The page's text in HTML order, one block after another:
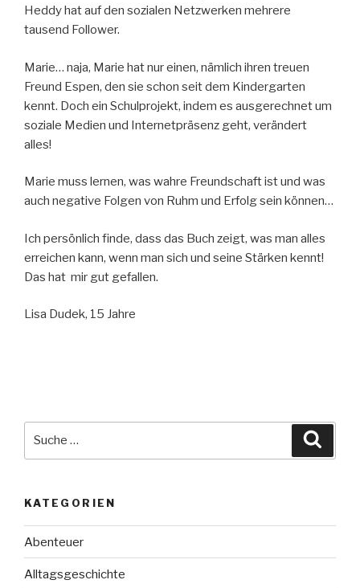
Heddy hat auf den sozialen Netzwerken mehrere
tausend Follower.
Marie… naja, Marie hat nur einen, nämlich ihren treuen
Freund Espen, den sie schon seit dem Kindergarten
kennt. Doch ein Schulprojekt, indem es ausgerechnet um
soziale Medien und Internetpräsenz geht, verändert
alles!
Marie muss lernen, was wahre Freundschaft ist und was
auch negative Folgen von Ruhm und Erfolg sein können…
Ich persönlich finde, dass das Buch zeigt, was man alles
erreichen kann, wenn man sich und seine Stärken kennt!
Das hat mir gut gefallen.
Lisa Dudek, 15 Jahre
KATEGORIEN
Abenteuer
Alltagsgeschichte